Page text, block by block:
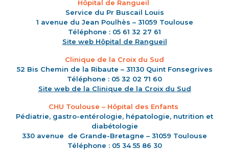
Hôpital de Rangueil
Service du Pr Buscail Louis
1 avenue du Jean Poulhès – 31059 Toulouse
Téléphone : 05 61 32 27 61
Site web Hôpital de Rangueil
Clinique de la Croix du Sud
52 Bis Chemin de la Ribaute – 31130 Quint Fonsegrives
Téléphone : 05 32 02 71 60
Site web de la Clinique de la Croix du Sud
CHU Toulouse – Hôpital des Enfants
Pédiatrie, gastro-entérologie, hépatologie, nutrition et
diabétologie
330 avenue de Grande-Bretagne – 31059 Toulouse
Téléphone : 05 34 55 86 30